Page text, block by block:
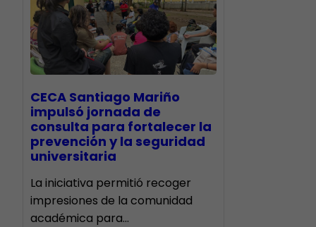
CECA Santiago Mariño
impulsó jornada de
consulta para fortalecer la
prevención y la seguridad
universitaria
La iniciativa permitió recoger
impresiones de la comunidad
académica para…